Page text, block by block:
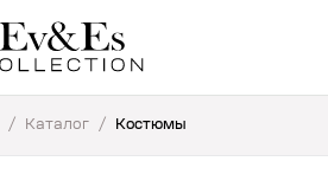
/ Каталог / Костюмы